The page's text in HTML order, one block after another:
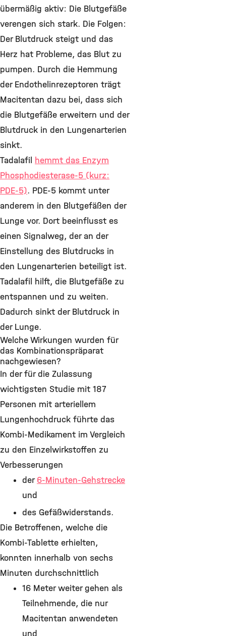
übermäßig aktiv: Die Blutgefäße
verengen sich stark. Die Folgen:
Der Blutdruck steigt und das
Herz hat Probleme, das Blut zu
pumpen. Durch die Hemmung
der Endothelinrezeptoren trägt
Macitentan dazu bei, dass sich
die Blutgefäße erweitern und der
Blutdruck in den Lungenarterien
sinkt.
Tadalafil hemmt das Enzym
Phosphodiesterase-5 (kurz:
PDE-5). PDE-5 kommt unter
anderem in den Blutgefäßen der
Lunge vor. Dort beeinflusst es
einen Signalweg, der an der
Einstellung des Blutdrucks in
den Lungenarterien beteiligt ist.
Tadalafil hilft, die Blutgefäße zu
entspannen und zu weiten.
Dadurch sinkt der Blutdruck in
der Lunge.
Welche Wirkungen wurden für
das Kombinationspräparat
nachgewiesen?
In der für die Zulassung
wichtigsten Studie mit 187
Personen mit arteriellem
Lungenhochdruck führte das
Kombi-Medikament im Vergleich
zu den Einzelwirkstoffen zu
Verbesserungen
der6-Minuten-Gehstrecke
und
des Gefäßwiderstands.
Die Betroffenen, welche die
Kombi-Tablette erhielten,
konnten innerhalb von sechs
Minuten durchschnittlich
16 Meter weiter gehen als
Teilnehmende, die nur
Macitentan anwendeten
und